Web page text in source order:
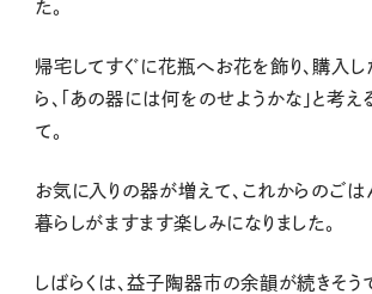
た。
帰宅してすぐに花瓶へお花を飾り、購入
ら、「あの器には何をのせようかな」と考え
て。
お気に入りの器が増えて、これからのご
暮らしがますます楽しみになりました。
しばらくは、益子陶器市の余韻が続きそう